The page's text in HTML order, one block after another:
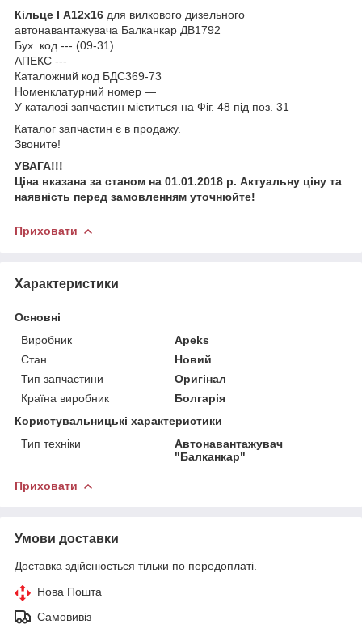
Кільце I А12х16 для вилкового дизельного
автонавантажувача Балканкар ДВ1792
Бух. код --- (09-31)
АПЕКС ---
Каталожний код БДС369-73
Номенклатурний номер —
У каталозі запчастин міститься на Фіг. 48 під поз. 31
Каталог запчастин є в продажу.
Звоните!
УВАГА!!!
Ціна вказана за станом на 01.01.2018 р. Актуальну ціну та
наявність перед замовленням уточнюйте!
Приховати
Характеристики
Основні
Виробник
Apeks
Стан
Новий
Тип запчастини
Оригінал
Країна виробник
Болгарія
Користувальницькі характеристики
Тип техніки
Автонавантажувач
"Балканкар"
Приховати
Умови доставки
Доставка здійснюється тільки по передоплаті.
Нова Пошта
Самовивіз